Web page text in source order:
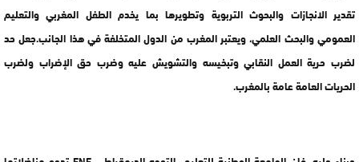
تقدير الانجازات والبحوث التربوية وتطويرها بما يخدم الطفل المغربي والتعليم
العمومي والبحث العلمي، ويعتبر المغرب من الدول المتخلفة في هذا الجانب.جعل حد
لضرب حرية العمل النقابي وتبخيسه والتشويش عليه وضرب حق الإضراب ولضرب
الحريات العامة عامة بالمغرب.